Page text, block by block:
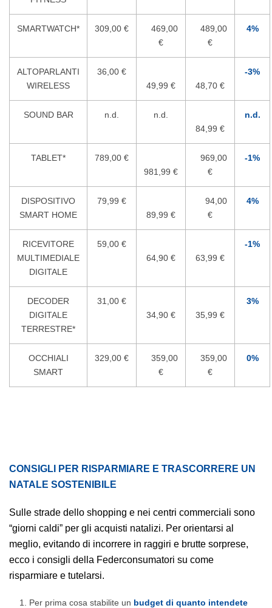
SMARTWATCH* 309,00 €
469,00
€
489,00
€
4%
ALTOPARLANTI
WIRELESS
36,00 €
49,99 €
48,70 €
-3%
SOUND BAR n.d.
n.d.
84,99 €
n.d.
TABLET*
789,00 €
981,99 €
969,00
€
-1%
DISPOSITIVO
SMART HOME
79,99 €
89,99 €
94,00
€
4%
RICEVITORE
MULTIMEDIALE
DIGITALE
59,00 €
64,90 €
63,99 €
-1%
DECODER
DIGITALE
TERRESTRE*
31,00 €
34,90 €
35,99 €
3%
OCCHIALI
SMART
329,00 €
359,00
€
359,00
€
0%
CONSIGLI PER RISPARMIARE E TRASCORRERE UN
NATALE SOSTENIBILE
Sulle strade dello shopping e nei centri commerciali sono
“giorni caldi” per gli acquisti natalizi. Per orientarsi al
meglio, evitando di incorrere in raggiri e brutte sorprese,
ecco i consigli della Federconsumatori su come
risparmiare e tutelarsi.
Per prima cosa stabilite un budget di quanto intendete